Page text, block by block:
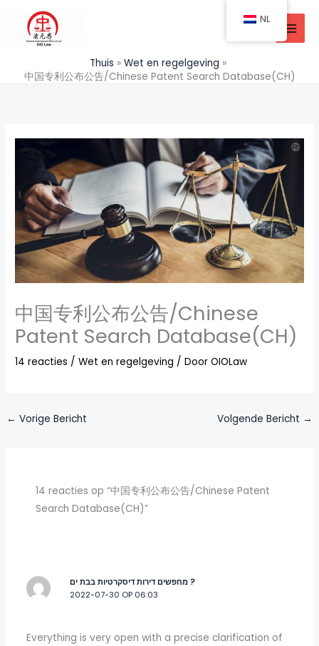
Doorgaan
inhoud
Thuis
Wet en regelgeving
中国专利公布公告/Chinese Patent Search Database(CH)
中国专利公布公告/Chinese
Patent Search Database(CH)
14 reacties /Wet en regelgeving / DoorOIOLaw
← Vorige Bericht Volgende Bericht →
14 reacties op “中国专利公布公告/Chinese Patent
Search Database(CH)”
מחפשים דירות דיסקרטיות בבת ים ?
2022-07-30 OP 06:03
Everything is very open with a precise clarification of
NL